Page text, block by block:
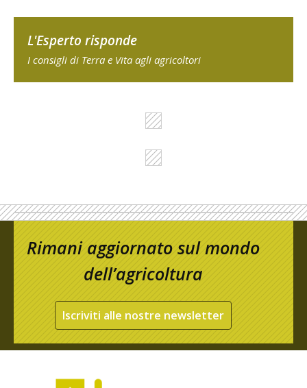
L'Esperto risponde
I consigli di Terra e Vita agli agricoltori
Rimani aggiornato sul mondo
dell’agricoltura
Iscriviti alle nostre newsletter